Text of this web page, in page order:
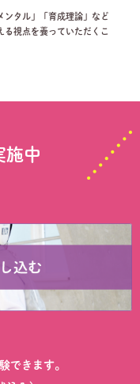
ンタル」「育成理論」など
る視点を養っていただくこ
施中
できます。